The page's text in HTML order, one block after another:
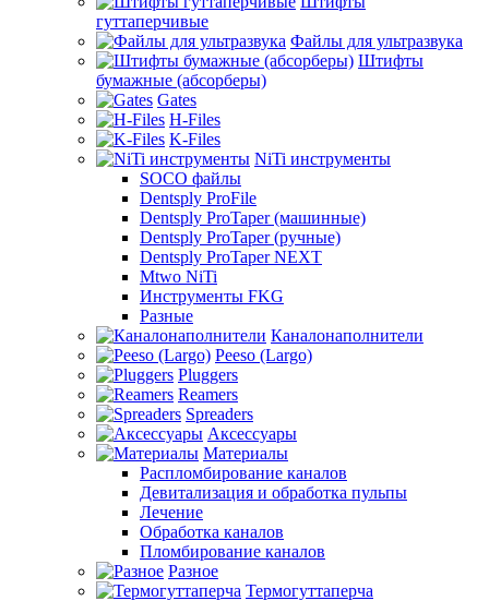
гуттаперчивые
Файлы для ультразвука
Штифты
бумажные (абсорберы)
Gates
H-Files
K-Files
NiTi инструменты
SOCO файлы
Dentsply ProFile
Dentsply ProTaper (машинные)
Dentsply ProTaper (ручные)
Dentsply ProTaper NEXT
Mtwo NiTi
Инструменты FKG
Разные
Каналонаполнители
Peeso (Largo)
Pluggers
Reamers
Spreaders
Аксессуары
Материалы
Распломбирование каналов
Девитализация и обработка пульпы
Лечение
Обработка каналов
Пломбирование каналов
Разное
Термогуттаперча